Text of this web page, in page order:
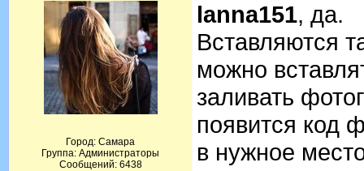
Город: Самара
Группа: Администраторы
Сообщений: 6438
lanna151, да.
Вставляются
можно
заливать
появится код
в нужное